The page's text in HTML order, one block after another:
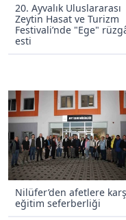
20. Ayvalık Uluslararası
Zeytin Hasat ve Turizm
Festivali’nde "Ege"
esti
Nilüfer’den afetlere
eğitim seferberliği